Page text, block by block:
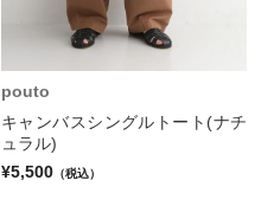
pouto
キャンバスシングルトート(ナチ
ュラル)
¥5,500 （税込）